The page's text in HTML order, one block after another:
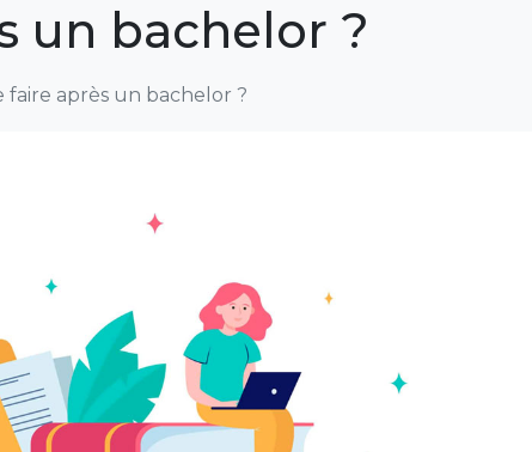
un bachelor ?
faire après un bachelor ?